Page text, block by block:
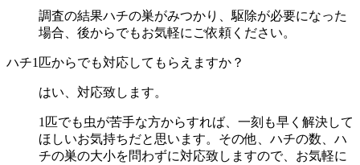
調査の結果ハチの巣がみつかり、駆除が必要になった
場合、後からでもお気軽にご依頼ください。
ハチ1匹からでも対応してもらえますか？
はい、対応致します。
1匹でも虫が苦手な方からすれば、一刻も早く解決して
ほしいお気持ちだと思います。その他、ハチの数、ハ
チの巣の大小を問わずに対応致しますので、お気軽に